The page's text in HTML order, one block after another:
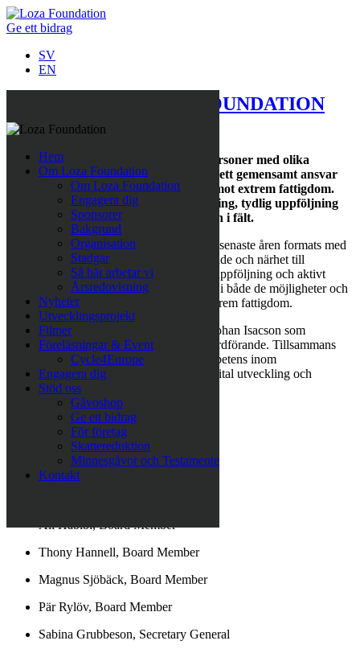
Ge ett bidrag
SV
EN
Hem
Om Loza Foundation
Om Loza Foundation
Engagera dig
Sponsorer
Bakgrund
Organisation
Stadgar
Så här arbetar vi
Årsredovisning
Nyheter
Utvecklingsprojekt
Filmer
Föreläsningar & Event
Cycle4Europe
Engagera dig
Stöd oss
Gåvoshop
Ge ett bidrag
För företag
Skattereduktion
Minnesgåvor och Testamente
Kontakt
STYRELSEN I LOZA FOUNDATION
2026
Loza Foundations styrelse består av personer med olika
bakgrund och kompetens, förenade av ett gemensamt ansvar
för organisationens långsiktiga arbete mot extrem fattigdom.
Under 2026 ligger fokus på stabil styrning, tydlig uppföljning
och fortsatt utveckling av verksamheten i fält.
Styrelsen i Loza Foundation har under de senaste åren formats med
målet att skapa långsiktighet, ansvarstagande och närhet till
verksamheten. Genom fältresor, löpande uppföljning och aktivt
styrelsearbete har styrelsen en god inblick i både de möjligheter och
begränsningar som präglar arbetet mot extrem fattigdom.
Sedan september 2025 leds styrelsen av Johan Isacson som
ordförande, med Lina Brustad som vice ordförande. Tillsammans
med övriga ledamöter bidrar de med kompetens inom
kommunikation, juridik, investeringar, digital utveckling och
organisationsstyrning.
Styrelsen 2026 består av:
Johan Isacson, Chair
Lina Brustad, Vice Chair
Ali Habibi, Board Member
Thony Hannell, Board Member
Magnus Sjöbäck, Board Member
Pär Rylöv, Board Member
Sabina Grubbeson, Secretary General